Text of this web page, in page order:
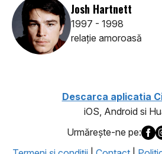
Josh Hartnett
1997 - 1998
relaţie amoroasă
Descarca aplicatia
iOS, Android si
Urmăreşte-ne pe: